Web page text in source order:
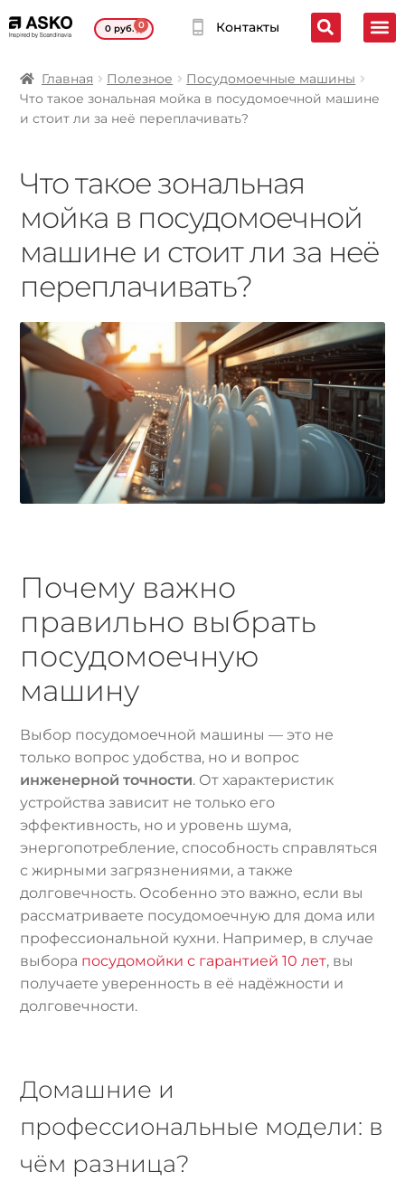
0руб. 0 Контакты
Главная Полезное
Посудомоечные машины
Что такое зональная мойка в посудомоечной машине
и стоит ли за неё переплачивать?
Что такое зональная
мойка в посудомоечной
машине и стоит ли за неё
переплачивать?
Почему важно
правильно выбрать
посудомоечную
машину
Выбор посудомоечной машины — это не
только вопрос удобства, но и вопрос
инженерной точности. От характеристик
устройства зависит не только его
эффективность, но и уровень шума,
энергопотребление, способность справляться
с жирными загрязнениями, а также
долговечность. Особенно это важно, если вы
рассматриваете посудомоечную для дома или
профессиональной кухни. Например, в случае
выбора посудомойки с гарантией 10 лет, вы
получаете уверенность в её надёжности и
долговечности.
Домашние и
профессиональные модели: в
чём разница?